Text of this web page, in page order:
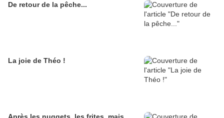
De retour de la pêche...
La joie de Théo !